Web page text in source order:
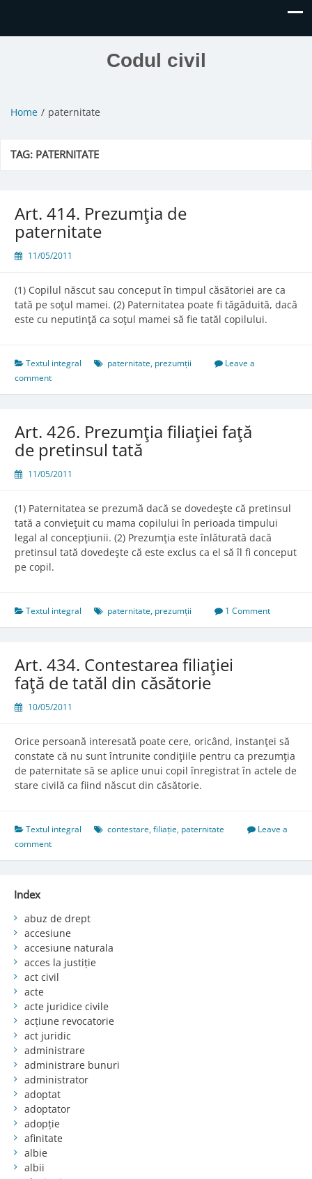
Codul civil
Home paternitate
TAG: PATERNITATE
Art. 414. Prezumţia de
paternitate
11/05/2011
(1) Copilul născut sau conceput în timpul căsătoriei are ca
tată pe soţul mamei. (2) Paternitatea poate fi tăgăduită, dacă
este cu neputinţă ca soţul mamei să fie tatăl copilului.
Textul integral paternitate, prezumții
Leave a
comment
Art. 426. Prezumţia filiaţiei faţă
de pretinsul tată
11/05/2011
(1) Paternitatea se prezumă dacă se dovedeşte că pretinsul
tată a convieţuit cu mama copilului în perioada timpului
legal al concepţiunii. (2) Prezumţia este înlăturată dacă
pretinsul tată dovedeşte că este exclus ca el să îl fi conceput
pe copil.
Textul integral paternitate, prezumții 1 Comment
Art. 434. Contestarea filiaţiei
faţă de tatăl din căsătorie
10/05/2011
Orice persoană interesată poate cere, oricând, instanţei să
constate că nu sunt întrunite condiţiile pentru ca prezumţia
de paternitate să se aplice unui copil înregistrat în actele de
stare civilă ca fiind născut din căsătorie.
Textul integral contestare,filiație, paternitate
Leave a
comment
Index
abuz de drept
accesiune
accesiune naturala
acces la justiție
act civil
acte
acte juridice civile
acțiune revocatorie
act juridic
administrare
administrare bunuri
administrator
adoptat
adoptator
adopție
afinitate
albie
albii